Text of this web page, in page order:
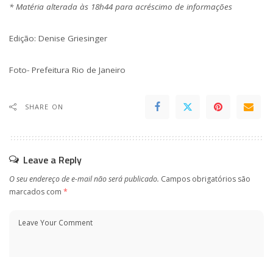
* Matéria alterada às 18h44 para acréscimo de informações
Edição: Denise Griesinger
Foto- Prefeitura Rio de Janeiro
SHARE ON
Leave a Reply
O seu endereço de e-mail não será publicado. Campos obrigatórios são
marcados com *